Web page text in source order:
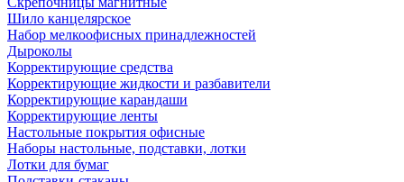
Шило канцелярское
Набор мелкоофисных принадлежностей
Дыроколы
Корректирующие средства
Корректирующие жидкости и разбавители
Корректирующие карандаши
Корректирующие ленты
Настольные покрытия офисные
Наборы настольные, подставки, лотки
Лотки для бумаг